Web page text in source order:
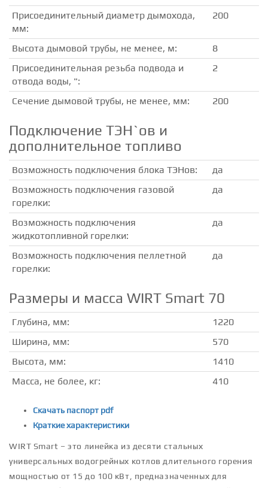
Присоединительный диаметр дымохода,
мм:
200
Высота дымовой трубы, не менее, м:
8
Присоединительная резьба подвода и
отвода воды, ":
2
Сечение дымовой трубы, не менее, мм: 200
Подключение ТЭН`ов и
дополнительное топливо
Возможность подключения блока ТЭНов:
да
Возможность подключения газовой
горелки:
да
Возможность подключения
жидкотопливной горелки:
да
Возможность подключения пеллетной
горелки:
да
Размеры и масса WIRT Smart 70
Глубина, мм:
1220
Ширина, мм:
570
Высота, мм:
1410
Масса, не более, кг:
410
Скачать паспорт pdf
Краткие характеристики
WIRT Smart – это линейка из десяти стальных
универсальных водогрейных котлов длительного горения
мощностью от 15 до 100 кВт, предназначенных для